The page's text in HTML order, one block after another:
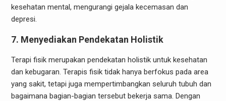
kesehatan mental, mengurangi gejala kecemasan dan
depresi.
7. Menyediakan Pendekatan Holistik
Terapi fisik merupakan pendekatan holistik untuk kesehatan
dan kebugaran. Terapis fisik tidak hanya berfokus pada area
yang sakit, tetapi juga mempertimbangkan seluruh tubuh dan
bagaimana bagian-bagian tersebut bekerja sama. Dengan